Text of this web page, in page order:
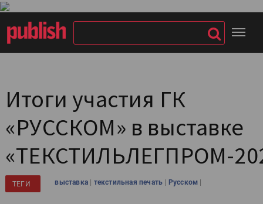
Итоги участия ГК
«РУССКОМ» в выставке
«ТЕКСТИЛЬЛЕГПРОМ-
ТЕГИ выставка | текстильная печать | Русском |